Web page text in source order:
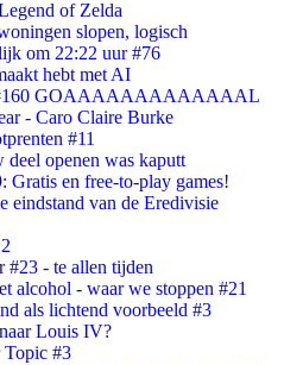
of Zelda
slopen, logisch
om 22:22 uur #76
hebt met AI
GOAAAAAAAAAAAAAL
- Caro Claire Burke
#11
openen was kaputt
Gratis en free-to-play games!
eindstand van de Eredivisie
- te allen tijden
alcohol - waar we stoppen #21
als lichtend voorbeeld #3
Louis IV?
Topic #3